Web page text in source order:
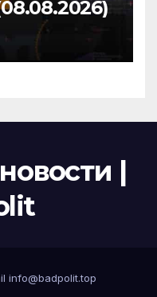
|
info@badpolit.top